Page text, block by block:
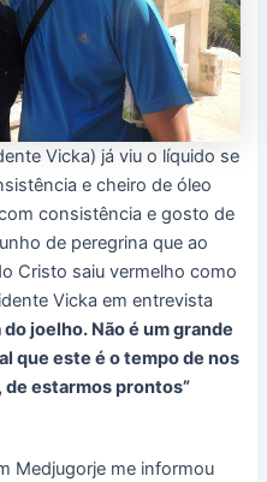
Vicka) já viu o líquido se
e cheiro de óleo
consistência e gosto de
de peregrina que ao
Cristo saiu vermelho como
Vicka em entrevista
joelho. Não é um grande
que este é o tempo de nos
estarmos prontos”
Medjugorje me informou